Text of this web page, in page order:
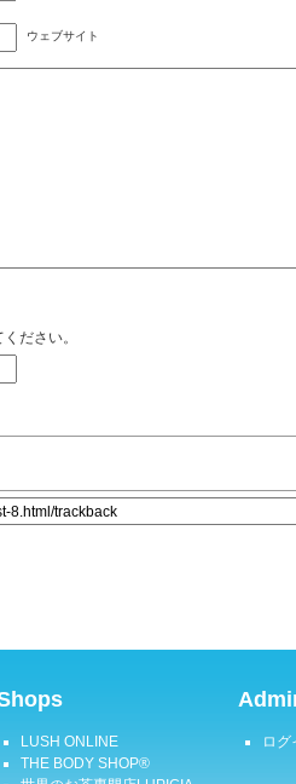
ウェブサイト
ださい。
LUSH ONLINE
THE BODY SHOP®
ログ